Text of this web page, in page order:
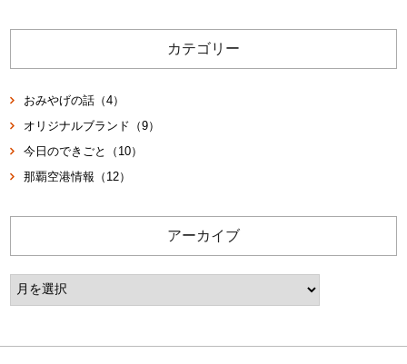
カテゴリー
おみやげの話（4）
オリジナルブランド（9）
今日のできごと（10）
那覇空港情報（12）
アーカイブ